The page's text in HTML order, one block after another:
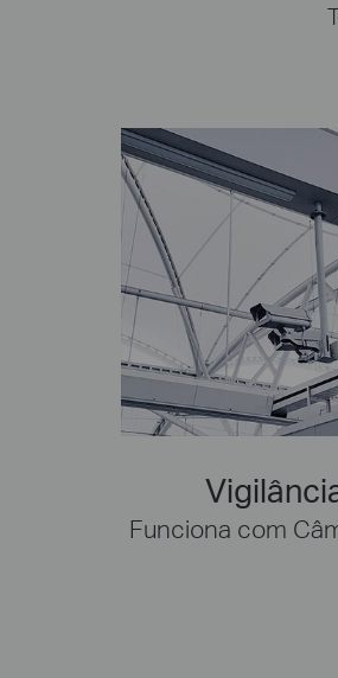
Funciona com